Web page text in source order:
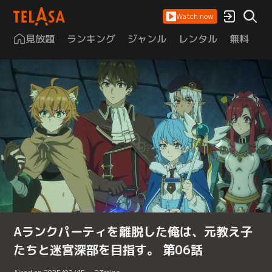
Watch now
見放題 ランキング ジャンル レンタル 無料
Aランクパーティを離脱した俺は、元教え子
たちと迷宮深部を目指す。 第06話